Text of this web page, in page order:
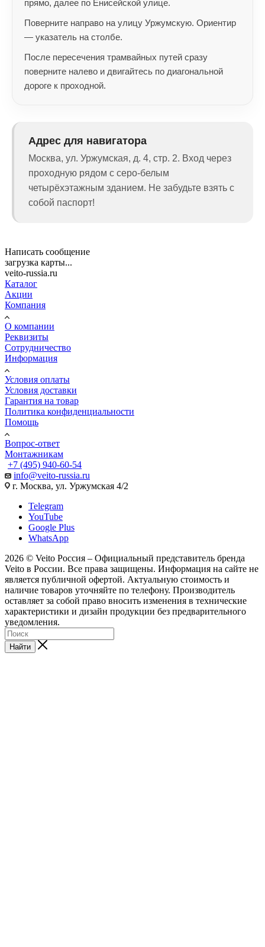
прямо, далее по Енисейской улице.
Поверните направо на улицу Уржумскую. Ориентир
— указатель на столбе.
После пересечения трамвайных путей сразу
поверните налево и двигайтесь по диагональной
дороге к проходной.
Адрес для навигатора
Москва, ул. Уржумская, д. 4, стр. 2. Вход через
проходную рядом с серо-белым
четырёхэтажным зданием. Не забудьте взять с
собой паспорт!
Написать сообщение
загрузка карты...
veito-russia.ru
Каталог
Акции
Компания
О компании
Реквизиты
Сотрудничество
Информация
Условия оплаты
Условия доставки
Гарантия на товар
Политика конфиденциальности
Помощь
Вопрос-ответ
Монтажникам
+7 (495) 940-60-54
info@veito-russia.ru
г. Москва, ул. Уржумская 4/2
Telegram
YouTube
Google Plus
WhatsApp
2026 © Veito Россия – Официальный представитель бренда
Veito в России. Все права защищены. Информация на сайте не
является публичной офертой. Актуальную стоимость и
наличие товаров уточняйте по телефону. Производитель
оставляет за собой право вносить изменения в технические
характеристики и дизайн продукции без предварительного
уведомления.
Найти